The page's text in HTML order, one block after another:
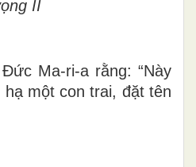
II
Ma-ri-a rằng: “Này
một con trai, đặt tên